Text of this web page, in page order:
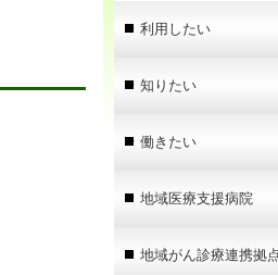
利用したい
知りたい
働きたい
地域医療支援病院
地域がん診療連携拠